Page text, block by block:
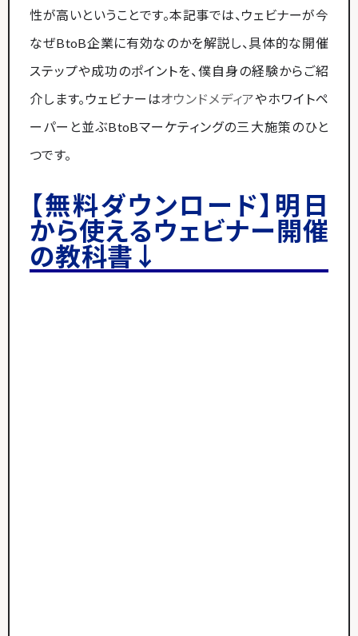
性が高いということです。本記事では、ウェビナーが今
なぜBtoB企業に有効なのかを解説し、具体的な開催
ステップや成功のポイントを、僕自身の経験からご紹
介します。ウェビナーはオウンドメディアやホワイトペ
ーパーと並ぶBtoBマーケティングの三大施策のひと
つです。
【無料ダウンロード】明日
から使えるウェビナー開催
の教科書↓